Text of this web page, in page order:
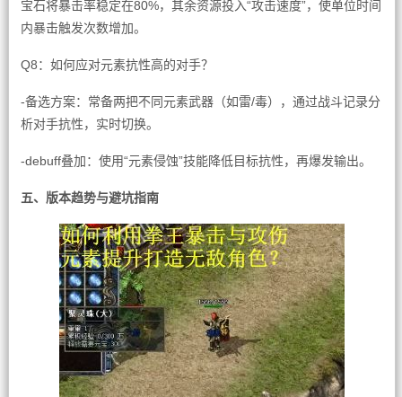
宝石将暴击率稳定在80%，其余资源投入“攻击速度”，使单位时间
内暴击触发次数增加。
Q8：如何应对元素抗性高的对手？
-备选方案：常备两把不同元素武器（如雷/毒），通过战斗记录分
析对手抗性，实时切换。
-debuff叠加：使用“元素侵蚀”技能降低目标抗性，再爆发输出。
五、版本趋势与避坑指南